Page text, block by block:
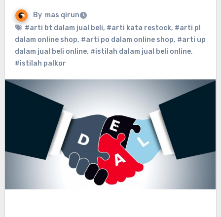
By mas qirun
#arti bt dalam jual beli, #arti kata restock, #arti pl
dalam online shop, #arti po dalam online shop, #arti up
dalam jual beli online, #istilah dalam jual beli online,
#istilah palkor